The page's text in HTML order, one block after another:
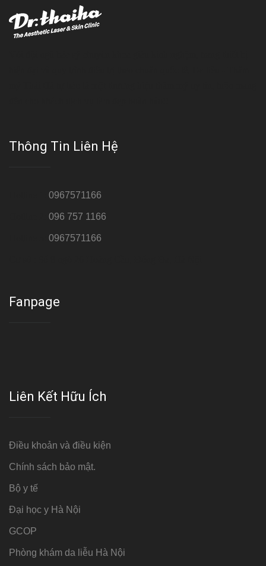
Thông Tin Liên Hệ
0967571166
096 757 1166
0967571166
Fanpage
Liên Kết Hữu Ích
Điều khoản và điều kiện
Chính sách bảo mật.
Bộ y tế
Đại học y Hà Nội
GCOP
Phòng khám da liễu Hà Nội